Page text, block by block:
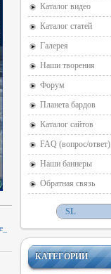
Каталог видео
Каталог статей
Галерея
Наши творения
Форум
Планета бардов
Каталог сайтов
FAQ (вопрос/ответ)
Наши баннеры
Обратная связь
КАТЕГОРИИ